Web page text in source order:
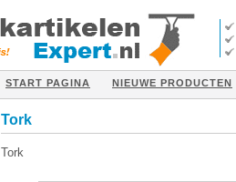
START PAGINA NIEUWE PRODUCTEN
Tork
Tork